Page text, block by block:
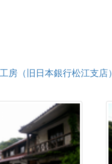
房（旧日本銀行松江支店